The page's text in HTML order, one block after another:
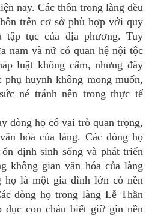
nay. Các thôn trong làng đều
trên cơ sở phù hợp với quy
tập tục của địa phương. Tuy
nam và nữ có quan hệ nội tộc
luật không cấm, nhưng đây
phụ huynh không mong muốn,
né tránh nên trong thực tế
dòng họ có vai trò quan trọng,
hóa của làng. Các dòng họ
định sinh sống và phát triển
không gian văn hóa của làng
họ là một gia đình lớn có nền
dòng họ trong làng Lễ Thần
dục con cháu biết giữ gìn nền